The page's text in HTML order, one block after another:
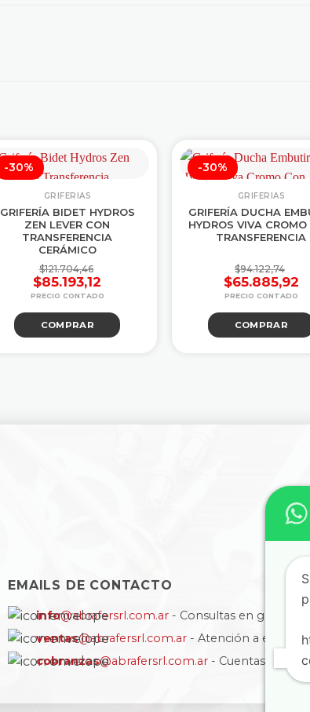
-30%
GRIFERIAS
GRIFERÍA BIDET HYDROS
ZEN LEVER CON
TRANSFERENCIA
CERÁMICO
$121.704,46
precio
original
$85.193,12
precio
actual
COMPRAR
-30%
GRIFERIAS
GRIFERÍA DUCHA
HYDROS VIVA CROMO
TRANSFERENCIA
$94.122,74
precio
$65.885,92
precio
actual
COMPRAR
EMAILS DE CONTACTO
info@abrafersrl.com.ar - Consultas en general
ventas@abrafersrl.com.ar - Atención a
cobranzas@abrafersrl.com.ar - Cuentas,